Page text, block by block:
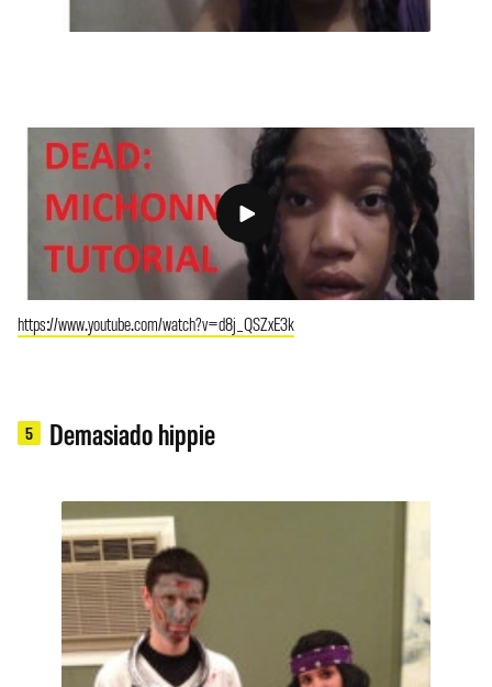
https://www.youtube.com/watch?v=d8j_QSZxE3k
5 Demasiado hippie